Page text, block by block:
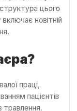
цього
новітній
праці,
пацієнтів
травлення.